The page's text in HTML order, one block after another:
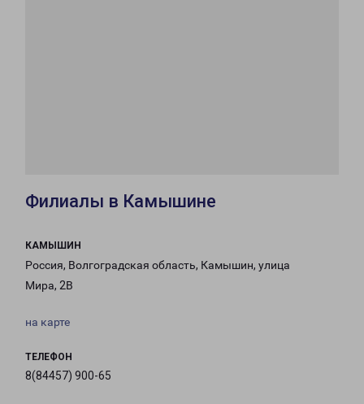
Филиалы в Камышине
КАМЫШИН
Россия, Волгоградская область, Камышин, улица
Мира, 2В
на карте
ТЕЛЕФОН
8(84457) 900-65